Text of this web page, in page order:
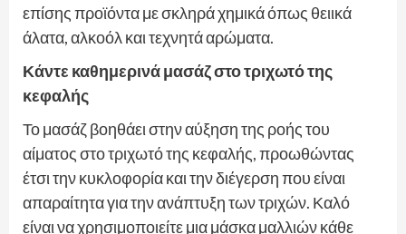
επίσης προϊόντα με σκληρά χημικά όπως θειικά
άλατα, αλκοόλ και τεχνητά αρώματα.
Κάντε καθημερινά μασάζ στο τριχωτό της
κεφαλής
Το μασάζ βοηθάει στην αύξηση της ροής του
αίματος στο τριχωτό της κεφαλής, προωθώντας
έτσι την κυκλοφορία και την διέγερση που είναι
απαραίτητα για την ανάπτυξη των τριχών. Καλό
είναι να χρησιμοποιείτε μια μάσκα μαλλιών κάθε